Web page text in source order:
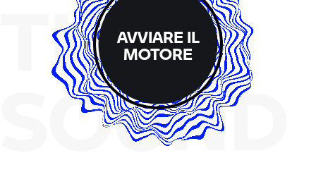
THE
SOUND
AVVIARE IL
MOTORE